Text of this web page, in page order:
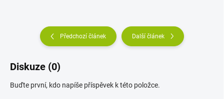
Předchozí článek Další článek
Diskuze (0)
Buďte první, kdo napíše příspěvek k této položce.